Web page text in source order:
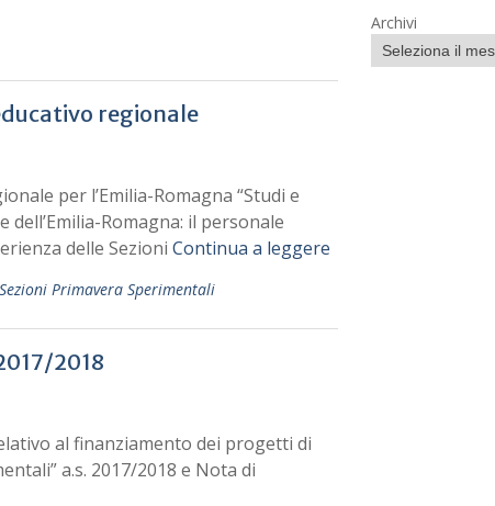
regionale
per l’Emilia-Romagna “Studi e
Romagna: il personale
delle Sezioni Continua a leggere
Sezioni Primavera Sperimentali
2018
al finanziamento dei progetti di
a.s. 2017/2018 e Nota di
Archivi